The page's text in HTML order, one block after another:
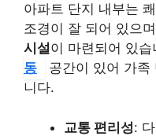
아파트 단지 내부는
조경이 잘 되어 있으
시설이 마련되어 있
동
공간이 있어 가족
니다.
교통 편리성: